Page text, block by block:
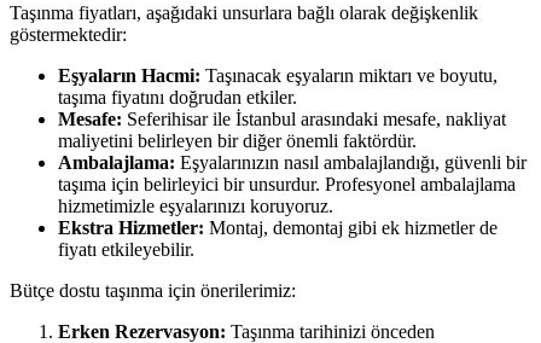
Taşınma fiyatları, aşağıdaki unsurlara bağlı olarak değişkenlik
göstermektedir:
Eşyaların Hacmi: Taşınacak eşyaların miktarı ve boyutu,
taşıma fiyatını doğrudan etkiler.
Mesafe: Seferihisar ile İstanbul arasındaki mesafe, nakliyat
maliyetini belirleyen bir diğer önemli faktördür.
Ambalajlama: Eşyalarınızın nasıl ambalajlandığı, güvenli bir
taşıma için belirleyici bir unsurdur. Profesyonel ambalajlama
hizmetimizle eşyalarınızı koruyoruz.
Ekstra Hizmetler: Montaj, demontaj gibi ek hizmetler de
fiyatı etkileyebilir.
Bütçe dostu taşınma için önerilerimiz:
Erken Rezervasyon: Taşınma tarihinizi önceden